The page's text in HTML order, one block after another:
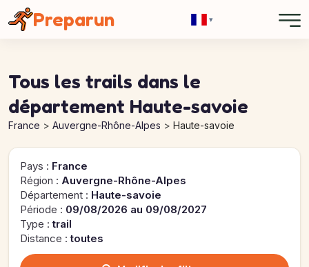
Preparun ▾
Tous les trails dans le
département Haute-savoie
France Auvergne-Rhône-Alpes Haute-savoie
Pays : France
Région : Auvergne-Rhône-Alpes
Département : Haute-savoie
Période : 09/08/2026 au 09/08/2027
Type :trail
Distance :toutes
Panneau de gestion des cookies